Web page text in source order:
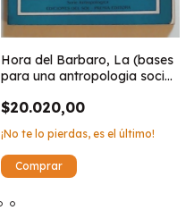
Hora del Barbaro, La (bases
para una antropologia social
$20.020,00
¡No te lo pierdas, es el último!